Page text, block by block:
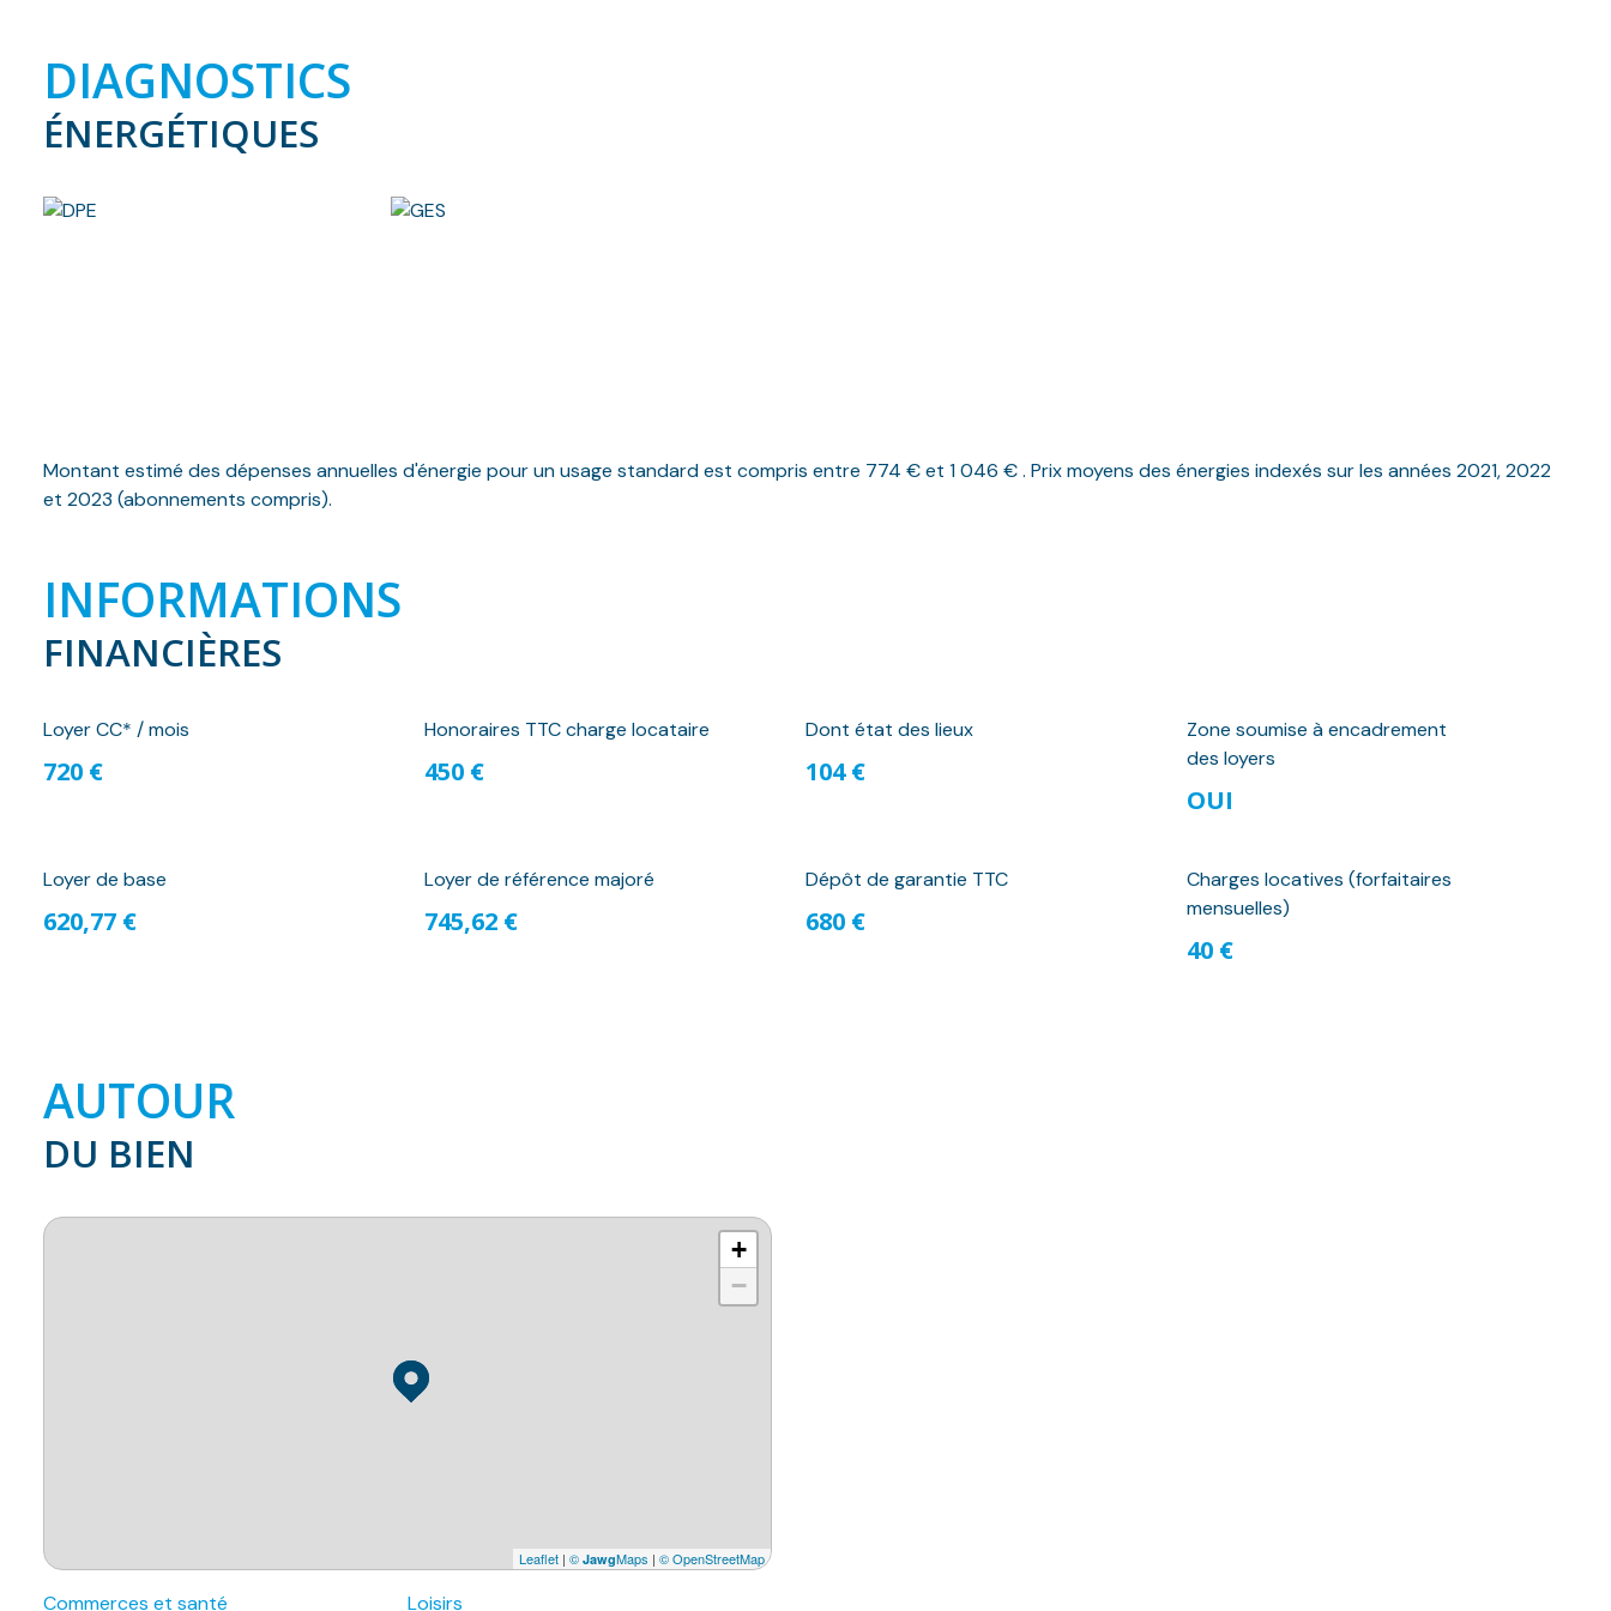
DIAGNOSTICS
ÉNERGÉTIQUES
Montant estimé des dépenses annuelles d'énergie pour un usage standard est compris entre 774 € et 1 046 € . Prix moyens des énergies indexés sur les années 2021, 2022
et 2023 (abonnements compris).
INFORMATIONS
FINANCIÈRES
Loyer CC* / mois
720 €
Honoraires TTC charge locataire
450 €
Dont état des lieux
104 €
Zone soumise à encadrement
des loyers
OUI
Loyer de base
620,77 €
Loyer de référence majoré
745,62 €
Dépôt de garantie TTC
680 €
Charges locatives (forfaitaires
mensuelles)
40 €
AUTOUR
DU BIEN
+
−
Leaflet | © JawgMaps | © OpenStreetMap
Commerces et santé Loisirs